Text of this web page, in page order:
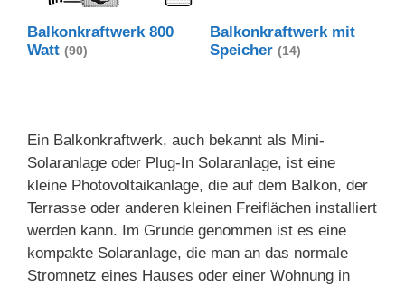
Balkonkraftwerk 800
Watt (90)
Balkonkraftwerk mit
Speicher (14)
Ein Balkonkraftwerk, auch bekannt als Mini-
Solaranlage oder Plug-In Solaranlage, ist eine
kleine Photovoltaikanlage, die auf dem Balkon, der
Terrasse oder anderen kleinen Freiflächen installiert
werden kann. Im Grunde genommen ist es eine
kompakte Solaranlage, die man an das normale
Stromnetz eines Hauses oder einer Wohnung in